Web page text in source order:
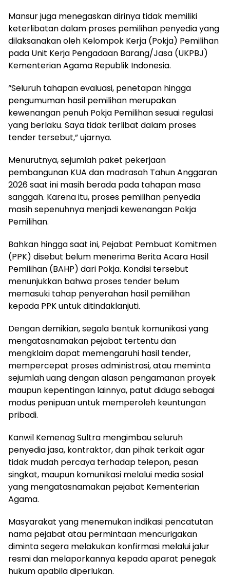
Mansur juga menegaskan dirinya tidak memiliki
keterlibatan dalam proses pemilihan penyedia yang
dilaksanakan oleh Kelompok Kerja (Pokja) Pemilihan
pada Unit Kerja Pengadaan Barang/Jasa (UKPBJ)
Kementerian Agama Republik Indonesia.
“Seluruh tahapan evaluasi, penetapan hingga
pengumuman hasil pemilihan merupakan
kewenangan penuh Pokja Pemilihan sesuai regulasi
yang berlaku. Saya tidak terlibat dalam proses
tender tersebut,” ujarnya.
Menurutnya, sejumlah paket pekerjaan
pembangunan KUA dan madrasah Tahun Anggaran
2026 saat ini masih berada pada tahapan masa
sanggah. Karena itu, proses pemilihan penyedia
masih sepenuhnya menjadi kewenangan Pokja
Pemilihan.
Bahkan hingga saat ini, Pejabat Pembuat Komitmen
(PPK) disebut belum menerima Berita Acara Hasil
Pemilihan (BAHP) dari Pokja. Kondisi tersebut
menunjukkan bahwa proses tender belum
memasuki tahap penyerahan hasil pemilihan
kepada PPK untuk ditindaklanjuti.
Dengan demikian, segala bentuk komunikasi yang
mengatasnamakan pejabat tertentu dan
mengklaim dapat memengaruhi hasil tender,
mempercepat proses administrasi, atau meminta
sejumlah uang dengan alasan pengamanan proyek
maupun kepentingan lainnya, patut diduga sebagai
modus penipuan untuk memperoleh keuntungan
pribadi.
Kanwil Kemenag Sultra mengimbau seluruh
penyedia jasa, kontraktor, dan pihak terkait agar
tidak mudah percaya terhadap telepon, pesan
singkat, maupun komunikasi melalui media sosial
yang mengatasnamakan pejabat Kementerian
Agama.
Masyarakat yang menemukan indikasi pencatutan
nama pejabat atau permintaan mencurigakan
diminta segera melakukan konfirmasi melalui jalur
resmi dan melaporkannya kepada aparat penegak
hukum apabila diperlukan.